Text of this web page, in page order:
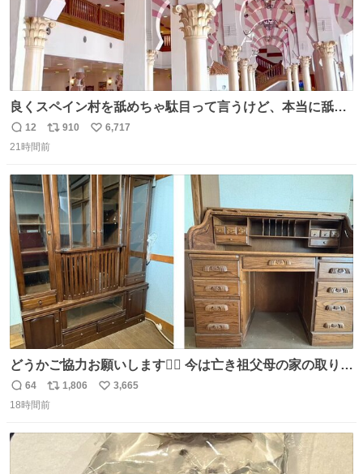
良くスペイン村を舐めちゃ駄目って言うけど、本当に舐め
ちゃ行けないのはスペィン村ホテル🏛🏨 だってロビーから
中庭抜けるだけでこの有様🤩 ディズニーホテル泊まってる
ニャは益々素晴らしい場所になってる
返
信
12
リ
ポ
ト
数
910
い
数
6,717
21時間前
どうかご協力お願いします🙇‍♂️ 今は亡き祖父母の家の取り壊
しが決まり、どうしても処分して欲しくない食器棚と机の
引き取り手を探しております この2つは私の祖母が当初一
さで亡くなりましたが、この家具達をとても大切にしてお
りました 続く↓
返
信
64
リ
ポ
1,806
い
数
3,665
18時間前